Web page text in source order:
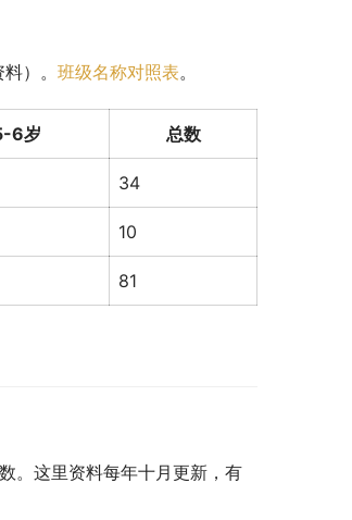
）。 班级名称对照表。
6岁 总数
34
10
81
。这里资料每年十月更新，有